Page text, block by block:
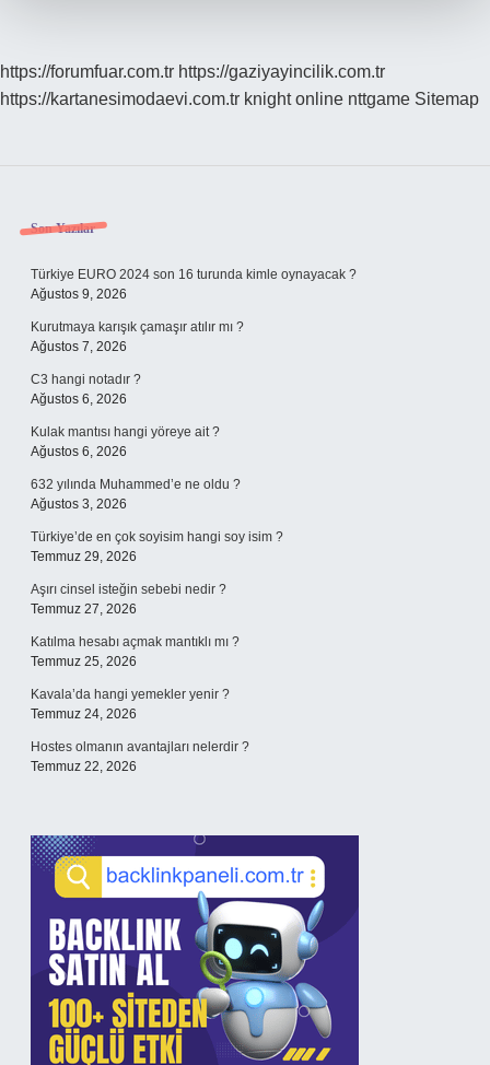
https://forumfuar.com.tr https://gaziyayincilik.com.tr
https://kartanesimodaevi.com.tr knight online nttgame Sitemap
Sidebar
Son Yazılar
Türkiye EURO 2024 son 16 turunda kimle oynayacak ?
Ağustos 9, 2026
Kurutmaya karışık çamaşır atılır mı ?
Ağustos 7, 2026
C3 hangi notadır ?
Ağustos 6, 2026
Kulak mantısı hangi yöreye ait ?
Ağustos 6, 2026
632 yılında Muhammed’e ne oldu ?
Ağustos 3, 2026
Türkiye’de en çok soyisim hangi soy isim ?
Temmuz 29, 2026
Aşırı cinsel isteğin sebebi nedir ?
Temmuz 27, 2026
Katılma hesabı açmak mantıklı mı ?
Temmuz 25, 2026
Kavala’da hangi yemekler yenir ?
Temmuz 24, 2026
Hostes olmanın avantajları nelerdir ?
Temmuz 22, 2026